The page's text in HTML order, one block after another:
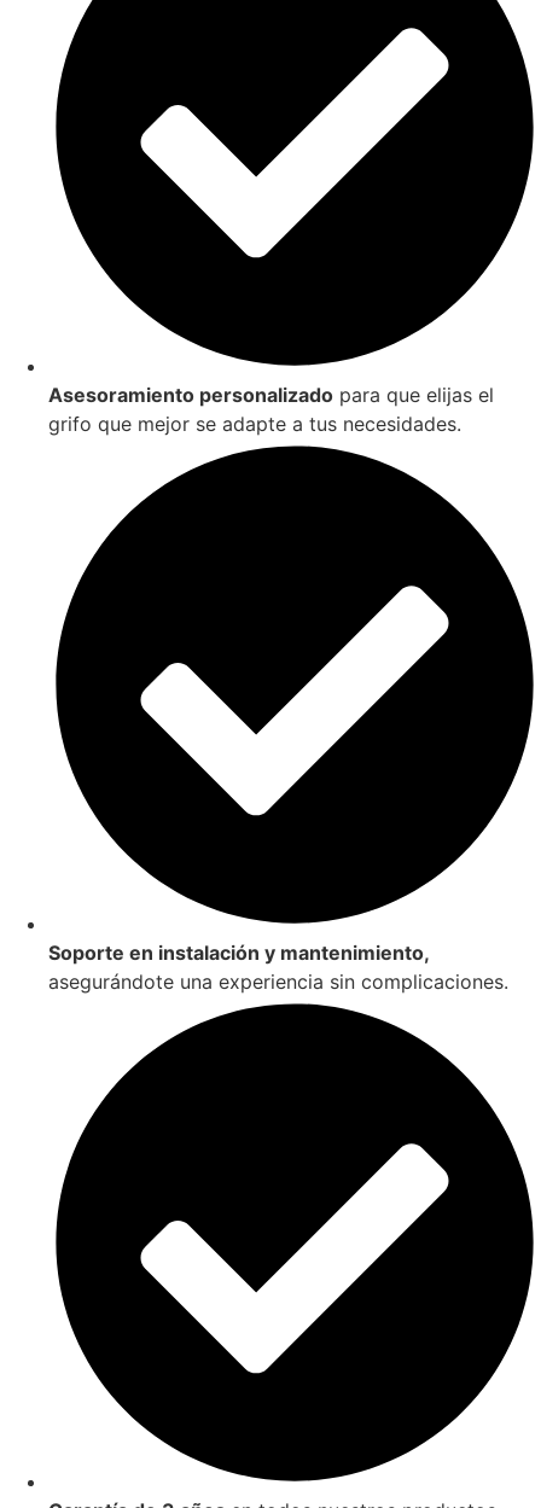
Asesoramiento personalizado para que elijas el
grifo que mejor se adapte a tus necesidades.
Soporte en instalación y mantenimiento,
asegurándote una experiencia sin complicaciones.